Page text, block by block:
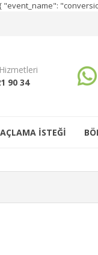
90 34
İSTEĞİ